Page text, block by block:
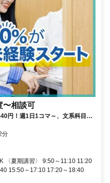
〜相談可
円！週1日1コマ～、文系科目を
分
〈夏期講習〉 9:50～11:10 11:20
15:50～17:10 17:20～18:40